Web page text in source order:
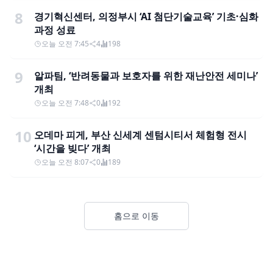
8
경기혁신센터, 의정부시 ‘AI 첨단기술교육’ 기초·심화
과정 성료
오늘 오전 7:45 4 198
9
알파팀, ‘반려동물과 보호자를 위한 재난안전 세미나’
개최
오늘 오전 7:48 0 192
10 오데마 피게, 부산 신세계 센텀시티서 체험형 전시
‘시간을 빚다’ 개최
오늘 오전 8:07 0 189
홈으로 이동